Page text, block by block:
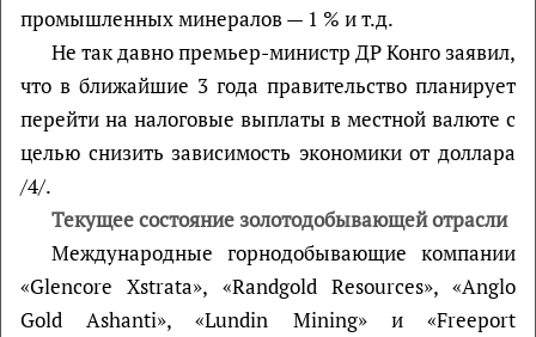
промышленных минералов — 1 % и т.д.
Не так давно премьер-министр ДР Конго заявил,
что в ближайшие 3 года правительство планирует
перейти на налоговые выплаты в местной валюте с
целью снизить зависимость экономики от доллара
/4/.
Текущее состояние золотодобывающей отрасли
Международные горнодобывающие компании
«Glencore Xstrata», «Randgold Resources», «Anglo
Gold Ashanti», «Lundin Mining» и «Freeport